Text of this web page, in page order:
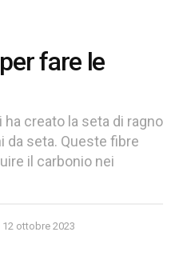
fare le
creato la seta di ragno
da seta. Queste fibre
il carbonio nei
ottobre 2023